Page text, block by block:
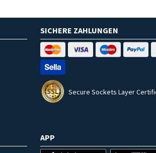
SICHERE ZAHLUNGEN
Secure Sockets Layer
APP